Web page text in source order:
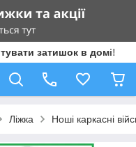
затишок в домі!
Ліжка Ноші каркасні